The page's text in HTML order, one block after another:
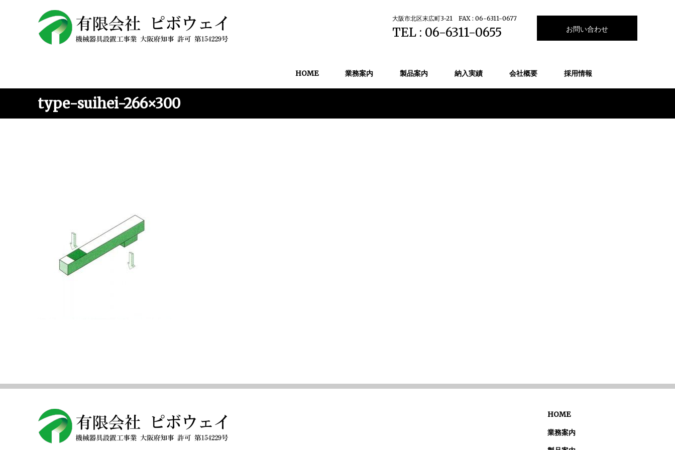
大阪市北区末広町3-21 FAX : 06-6311-0677
TEL : 06-6311-0655 お問い合わせ
HOME 業務案内 製品案内 納入実績 会社概要 採用情報
type-suihei-266×300
HOME
業務案内